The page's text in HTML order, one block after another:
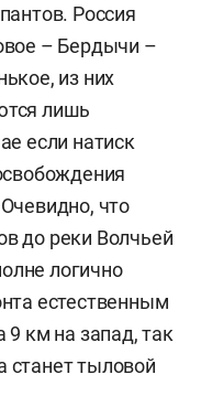
Россия
– Бердычи –
из них
лишь
если натиск
что
до реки Волчьей
логично
естественным
км на запад, так
станет тыловой